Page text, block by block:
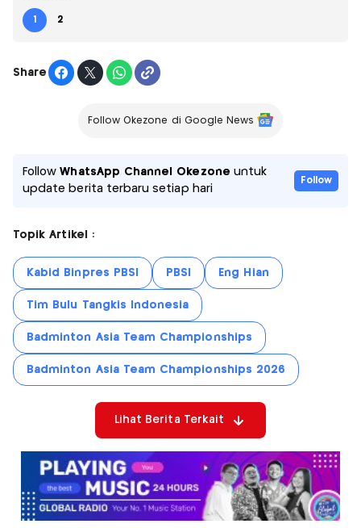
1 2
Share
Follow Okezone di Google News
FollowWhatsApp Channel Okezone untuk
update berita terbaru setiap hari
Follow
Topik Artikel :
Kabid Binpres PBSI PBSI Eng Hian
Tim Bulu Tangkis Indonesia
Badminton Asia Team Championships
Badminton Asia Team Championships 2026
Lihat Berita Terkait